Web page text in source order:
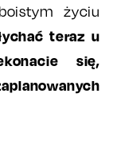
życiu
teraz u
się,